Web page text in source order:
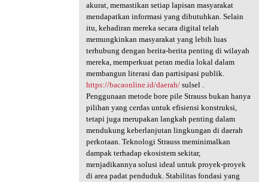
akurat, memastikan setiap lapisan masyarakat
mendapatkan informasi yang dibutuhkan. Selain
itu, kehadiran mereka secara digital telah
memungkinkan masyarakat yang lebih luas
terhubung dengan berita-berita penting di wilayah
mereka, memperkuat peran media lokal dalam
membangun literasi dan partisipasi publik.
https://bacaonline.id/daerah/sulsel .
Penggunaan metode bore pile Strauss bukan hanya
pilihan yang cerdas untuk efisiensi konstruksi,
tetapi juga merupakan langkah penting dalam
mendukung keberlanjutan lingkungan di daerah
perkotaan. Teknologi Strauss meminimalkan
dampak terhadap ekosistem sekitar,
menjadikannya solusi ideal untuk proyek-proyek
di area padat penduduk. Stabilitas fondasi yang